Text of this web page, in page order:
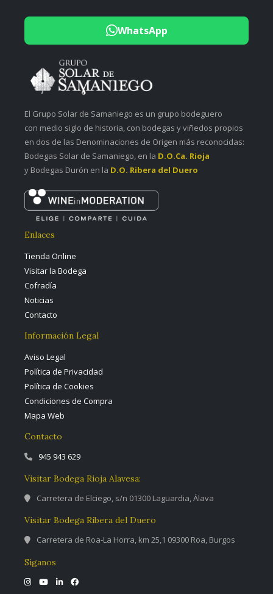
WhatsApp
El Grupo Solar de Samaniego es un grupo bodeguero
con medio siglo de historia, con bodegas y viñedos propios
en dos de las Denominaciones de Origen más reconocidas:
Bodegas Solar de Samaniego, en la D.O.Ca. Rioja
y Bodegas Durón en la D.O. Ribera del Duero
Enlaces
Tienda Online
Visitar la Bodega
Cofradía
Noticias
Contacto
Información Legal
Aviso Legal
Política de Privacidad
Política de Cookies
Condiciones de Compra
Mapa Web
Contacto
945 943 629
Visitar Bodega Rioja Alavesa:
Carretera de Elciego, s/n 01300 Laguardia, Álava
Visitar Bodega Ribera del Duero
Carretera de Roa-La Horra, km 25,1 09300 Roa, Burgos
Síganos